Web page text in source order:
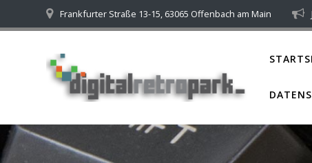
to
Frankfurter Straße 13-15, 63065 Offenbach am Main